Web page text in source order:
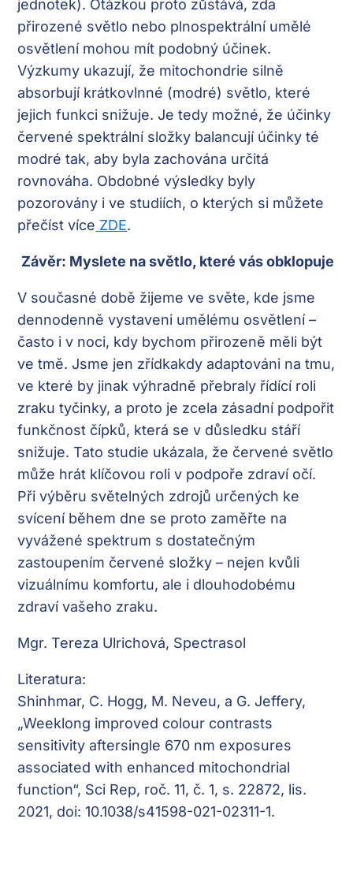
jednotek). Otázkou proto zůstává, zda
přirozené světlo nebo plnospektrální umělé
osvětlení mohou mít podobný účinek.
Výzkumy ukazují, že mitochondrie silně
absorbují krátkovlnné (modré) světlo, které
jejich funkci snižuje. Je tedy možné, že účinky
červené spektrální složky balancují účinky té
modré tak, aby byla zachována určitá
rovnováha. Obdobné výsledky byly
pozorovány i ve studiích, o kterých si můžete
přečíst více ZDE.
Závěr: Myslete na světlo, které vás obklopuje
V současné době žijeme ve světe, kde jsme
dennodenně vystaveni umělému osvětlení –
často i v noci, kdy bychom přirozeně měli být
ve tmě. Jsme jen zřídkakdy adaptováni na tmu,
ve které by jinak výhradně přebraly řídící roli
zraku tyčinky, a proto je zcela zásadní podpořit
funkčnost čípků, která se v důsledku stáří
snižuje. Tato studie ukázala, že červené světlo
může hrát klíčovou roli v podpoře zdraví očí.
Při výběru světelných zdrojů určených ke
svícení během dne se proto zaměřte na
vyvážené spektrum s dostatečným
zastoupením červené složky – nejen kvůli
vizuálnímu komfortu, ale i dlouhodobému
zdraví vašeho zraku.
Mgr. Tereza Ulrichová, Spectrasol
Literatura:
Shinhmar, C. Hogg, M. Neveu, a G. Jeffery,
„Weeklong improved colour contrasts
sensitivity aftersingle 670 nm exposures
associated with enhanced mitochondrial
function“, Sci Rep, roč. 11, č. 1, s. 22872, lis.
2021, doi: 10.1038/s41598-021-02311-1.